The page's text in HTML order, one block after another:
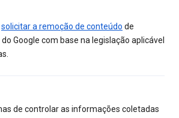
solicitar a remoção de conteúdo de
Google com base na legislação aplicável
de controlar as informações coletadas